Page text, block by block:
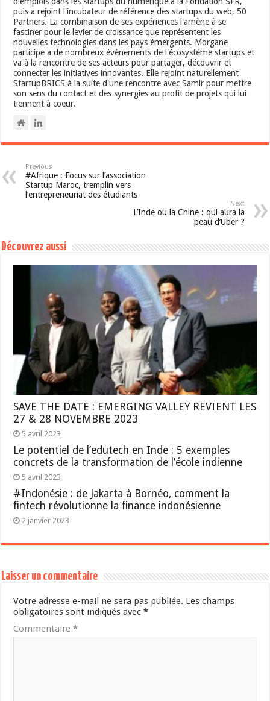
puis a rejoint l'incubateur de référence des startups du web, 50
Partners. La combinaison de ses expériences l'amène à se
fasciner pour le levier de croissance que représentent les
nouvelles technologies dans les pays émergents. Morgane
participe à de nombreux évènements de l'écosystème startups et
va à la rencontre de ses acteurs pour partager, découvrir et
connecter les initiatives innovantes. Elle rejoint naturellement
StartupBRICS à la suite d'une rencontre avec Samir pour mettre
son sens du contact et des synergies au profit de projets qui lui
tiennent à coeur.
Previous
#Afrique : Focus sur l’association
Startup Maroc, tremplin vers
l’entrepreneuriat des étudiants
Next
L’Inde ou la Chine : qui aura la
peau d’Uber ?
Découvrez aussi
SAVE THE DATE : EMERGING VALLEY REVIENT LES
27 & 28 NOVEMBRE 2023
5 avril 2023
Le potentiel de l’edutech en Inde : 5 exemples
concrets de la transformation de l’école indienne
5 avril 2023
#Indonésie : de Jakarta à Bornéo, comment la
fintech révolutionne la finance indonésienne
2 janvier 2023
Laisser un commentaire
Votre adresse e-mail ne sera pas publiée. Les champs
obligatoires sont indiqués avec*
Commentaire*